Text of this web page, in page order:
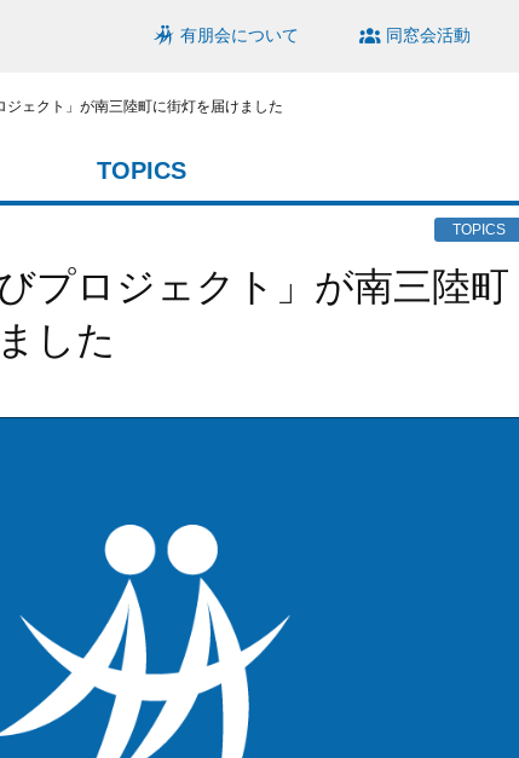
有朋会について 同窓会活動
ジェクト」が南三陸町に街灯を届けました
TOPICS
TOPICS
した